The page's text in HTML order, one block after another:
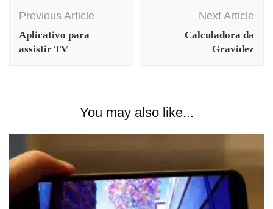
Navigation
Previous Article
Aplicativo para
assistir TV
Next Article
Calculadora da
Gravidez
You may also like...